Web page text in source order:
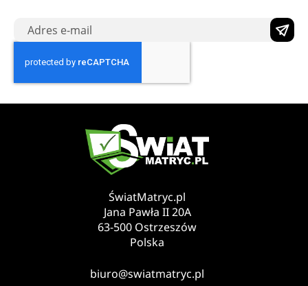
ŚwiatMatryc.pl
Jana Pawła II 20A
63-500 Ostrzeszów
Polska
biuro@swiatmatryc.pl